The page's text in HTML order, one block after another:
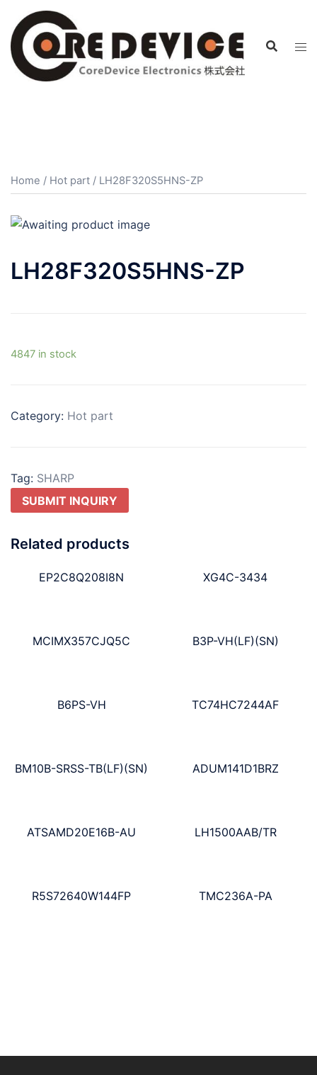
Home / Hot part / LH28F320S5HNS-ZP
LH28F320S5HNS-ZP
4847 in stock
Category: Hot part
Tag: SHARP
SUBMIT INQUIRY
Related products
EP2C8Q208I8N XG4C-3434
MCIMX357CJQ5C B3P-VH(LF)(SN)
B6PS-VH TC74HC7244AF
BM10B-SRSS-TB(LF)(SN) ADUM141D1BRZ
ATSAMD20E16B-AU LH1500AAB/TR
R5S72640W144FP TMC236A-PA